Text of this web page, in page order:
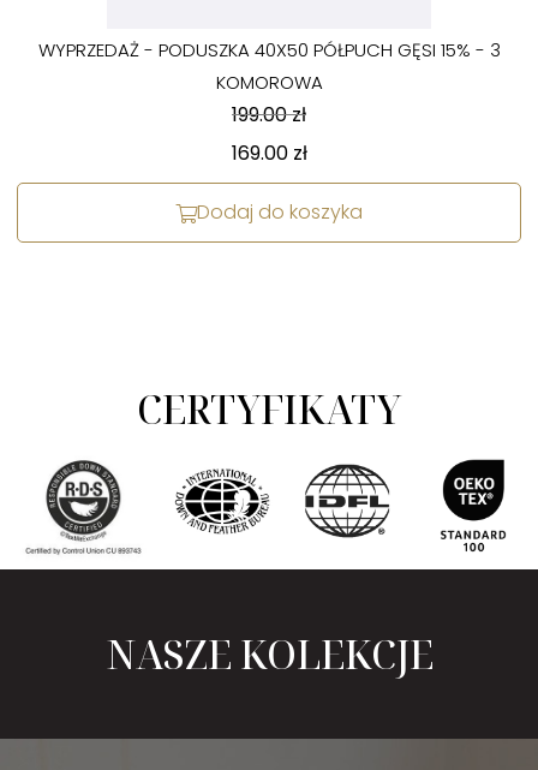
WYPRZEDAŻ - PODUSZKA 40X50 PÓŁPUCH GĘSI 15% - 3
KOMOROWA
199.00zł
169.00 zł
Dodaj do koszyka
CERTYFIKATY
NASZE KOLEKCJE